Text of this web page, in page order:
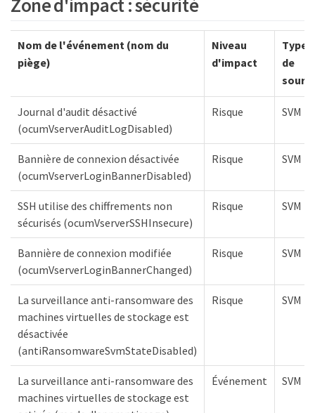
Zone d'impact : sécurité
Nom de l'événement (nom du
piège)
Niveau
d'impact
Type
de
Journal d'audit désactivé
(ocumVserverAuditLogDisabled)
Risque SVM
Bannière de connexion désactivée
(ocumVserverLoginBannerDisabled)
Risque SVM
SSH utilise des chiffrements non
sécurisés (ocumVserverSSHInsecure)
Risque SVM
Bannière de connexion modifiée
(ocumVserverLoginBannerChanged)
Risque SVM
La surveillance anti-ransomware des
machines virtuelles de stockage est
désactivée
(antiRansomwareSvmStateDisabled)
Risque SVM
La surveillance anti-ransomware des
machines virtuelles de stockage est
Événement SVM